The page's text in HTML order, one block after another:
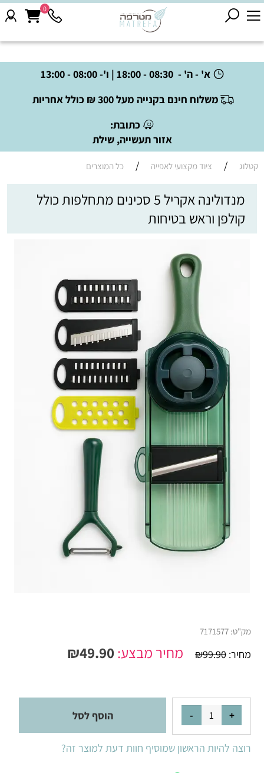
א' - ה' - 08:30 - 18:00 | ו'- 08:00 - 13:00
משלוח חינם בקנייה מעל 300 ₪ כולל אחריות
כתובת:
אזור תעשייה, שילת
0
קטלוג / ציוד מקצועי לאפייה / כל המוצרים
מנדולינה אקריל 5 סכינים מתחלפות כולל
קולפן וראש בטיחות
מק"ט: 7171577
מחיר: ₪99.90 מחיר מבצע: ₪49.90
הוסף לסל
רוצה להיות הראשון שמוסיף חוות דעת למוצר זה?